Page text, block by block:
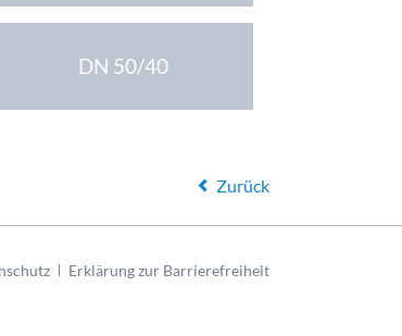
DN 50/40
Zurück
Erklärung zur Barrierefreiheit